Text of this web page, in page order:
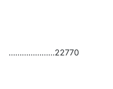
…………………22770